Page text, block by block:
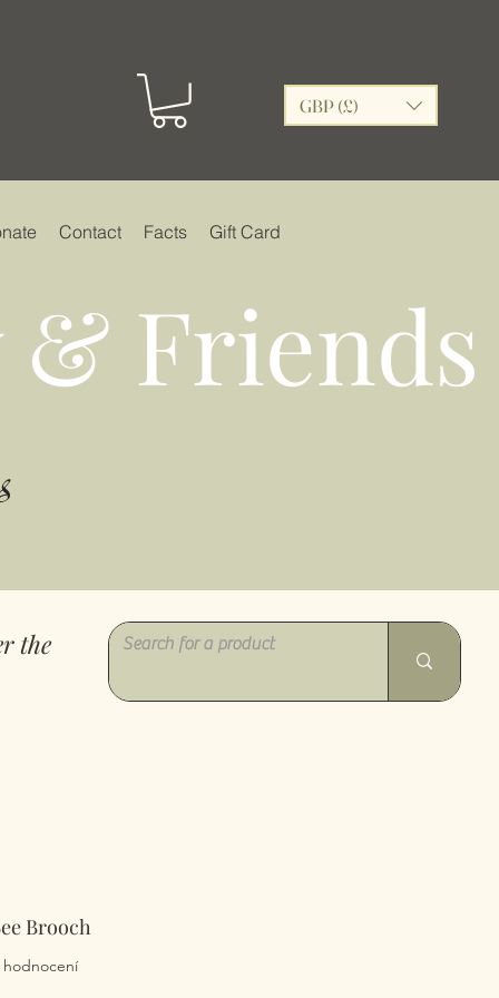
GBP (£)
Contact Facts Gift Card
Friends
the
Brooch
pěti hvězdiček na základě 2 recenzí
hodnocení